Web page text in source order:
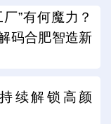
”有何魔力？
码合肥智造新
续解锁高颜